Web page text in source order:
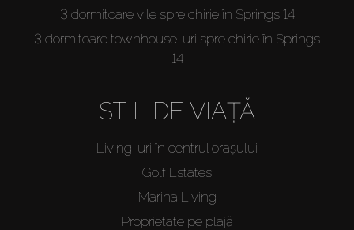
3 dormitoare vile spre chirie în Springs 14
3 dormitoare townhouse-uri spre chirie în Springs
14
STIL DE VIAȚĂ
Living-uri în centrul orașului
Golf Estates
Marina Living
Proprietate pe plajă